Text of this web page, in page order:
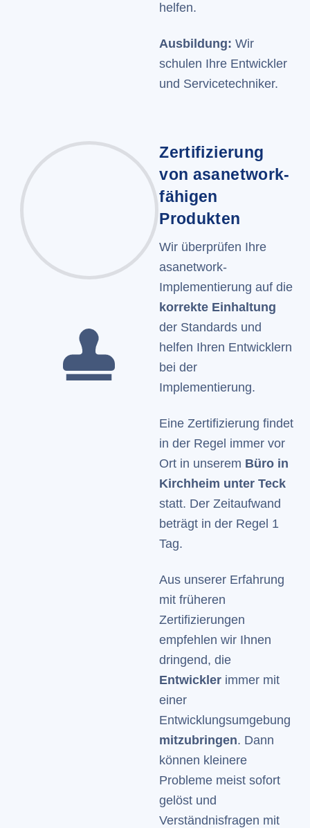
helfen.
Ausbildung: Wir
schulen Ihre Entwickler
und Servicetechniker.
Zertifizierung
von asanetwork-
fähigen
Produkten
Wir überprüfen Ihre
asanetwork-
Implementierung auf die
korrekte Einhaltung
der Standards und
helfen Ihren Entwicklern
bei der
Implementierung.
Eine Zertifizierung findet
in der Regel immer vor
Ort in unserem Büro in
Kirchheim unter Teck
statt. Der Zeitaufwand
beträgt in der Regel 1
Tag.
Aus unserer Erfahrung
mit früheren
Zertifizierungen
empfehlen wir Ihnen
dringend, die
Entwickler immer mit
einer
Entwicklungsumgebung
mitzubringen. Dann
können kleinere
Probleme meist sofort
gelöst und
Verständnisfragen mit